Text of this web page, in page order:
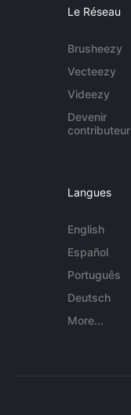
Le Réseau
Brusheezy
Vecteezy
Videezy
Devenir
contributeur
Langues
English
Español
Português
Deutsch
More...